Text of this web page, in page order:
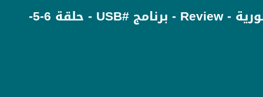
سامسونج تفجر قنبلة هاتفها القابل للطي بمزايا أسطورية - Review - برنامج #USB - حلقة 6-5-